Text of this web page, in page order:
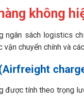
không
ngân sách logistics
vận chuyển chính và
được tính theo trọng